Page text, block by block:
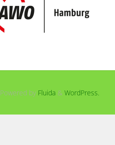
Powered byFluida & WordPress.